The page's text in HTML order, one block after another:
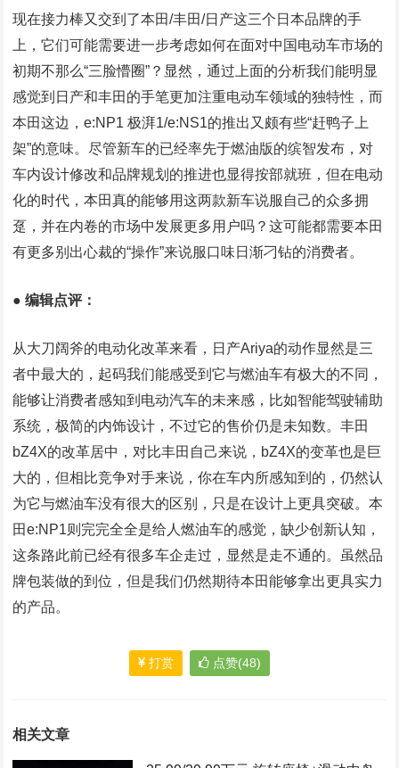
现在接力棒又交到了本田/丰田/日产这三个日本品牌的手
上，它们可能需要进一步考虑如何在面对中国电动车市场的
初期不那么“三脸懵圈”？显然，通过上面的分析我们能明显
感觉到日产和丰田的手笔更加注重电动车领域的独特性，而
本田这边，e:NP1 极湃1/e:NS1的推出又颇有些“赶鸭子上
架”的意味。尽管新车的已经率先于燃油版的缤智发布，对
车内设计修改和品牌规划的推进也显得按部就班，但在电动
化的时代，本田真的能够用这两款新车说服自己的众多拥
趸，并在内卷的市场中发展更多用户吗？这可能都需要本田
有更多别出心裁的“操作”来说服口味日渐刁钻的消费者。
●编辑点评：
从大刀阔斧的电动化改革来看，日产Ariya的动作显然是三
者中最大的，起码我们能感受到它与燃油车有极大的不同，
能够让消费者感知到电动汽车的未来感，比如智能驾驶辅助
系统，极简的内饰设计，不过它的售价仍是未知数。丰田
bZ4X的改革居中，对比丰田自己来说，bZ4X的变革也是巨
大的，但相比竞争对手来说，你在车内所感知到的，仍然认
为它与燃油车没有很大的区别，只是在设计上更具突破。本
田e:NP1则完完全全是给人燃油车的感觉，缺少创新认知，
这条路此前已经有很多车企走过，显然是走不通的。虽然品
牌包装做的到位，但是我们仍然期待本田能够拿出更具实力
的产品。
打赏 点赞(48)
相关文章